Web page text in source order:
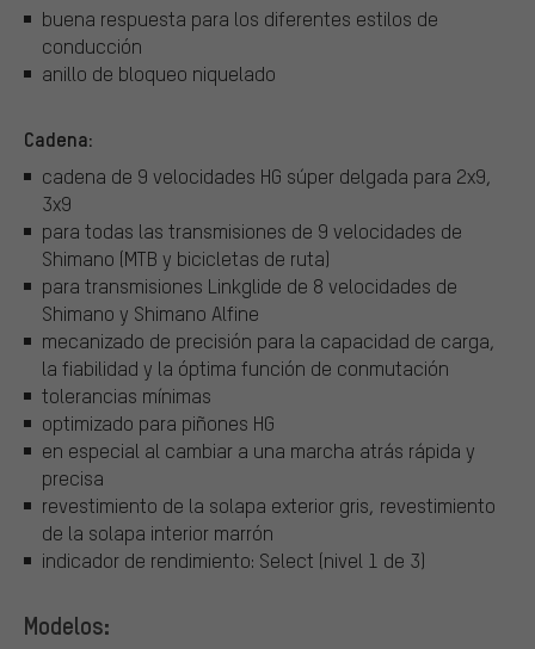
buena respuesta para los diferentes estilos de
conducción
anillo de bloqueo niquelado
Cadena:
cadena de 9 velocidades HG súper delgada para 2x9,
3x9
para todas las transmisiones de 9 velocidades de
Shimano (MTB y bicicletas de ruta)
para transmisiones Linkglide de 8 velocidades de
Shimano y Shimano Alfine
mecanizado de precisión para la capacidad de carga,
la fiabilidad y la óptima función de conmutación
tolerancias mínimas
optimizado para piñones HG
en especial al cambiar a una marcha atrás rápida y
precisa
revestimiento de la solapa exterior gris, revestimiento
de la solapa interior marrón
indicador de rendimiento: Select (nivel 1 de 3)
Modelos: